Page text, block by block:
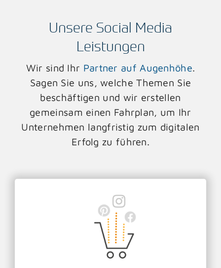
Unsere Social Media
Leistungen
Wir sind Ihr Partner auf Augenhöhe.
Sagen Sie uns, welche Themen Sie
beschäftigen und wir erstellen
gemeinsam einen Fahrplan, um Ihr
Unternehmen langfristig zum digitalen
Erfolg zu führen.